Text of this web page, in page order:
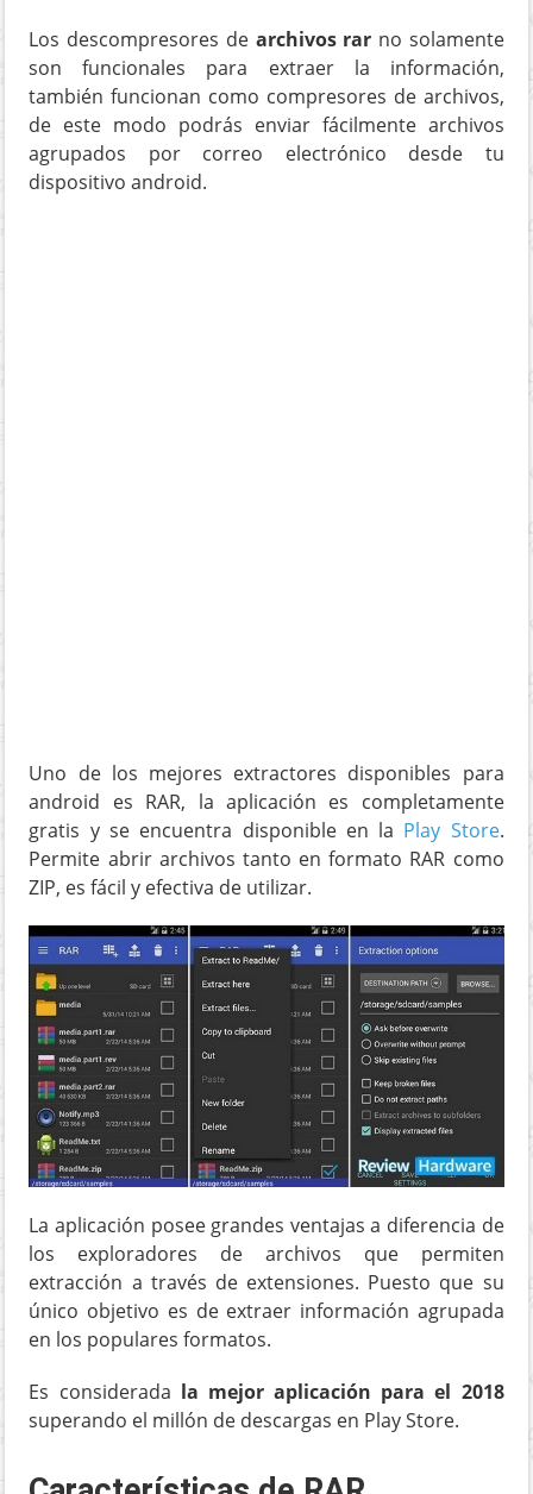
Los descompresores de archivos rar no solamente
son funcionales para extraer la información,
también funcionan como compresores de archivos,
de este modo podrás enviar fácilmente archivos
agrupados por correo electrónico desde tu
dispositivo android.
Uno de los mejores extractores disponibles para
android es RAR, la aplicación es completamente
gratis y se encuentra disponible en la Play Store.
Permite abrir archivos tanto en formato RAR como
ZIP, es fácil y efectiva de utilizar.
La aplicación posee grandes ventajas a diferencia de
los exploradores de archivos que permiten
extracción a través de extensiones. Puesto que su
único objetivo es de extraer información agrupada
en los populares formatos.
Es considerada la mejor aplicación para el 2018
superando el millón de descargas en Play Store.